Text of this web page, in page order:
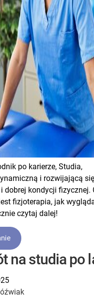
po karierze, Studia,
i rozwijającą
dobrej kondycji fizycznej.
fizjoterapia, jak
czytaj dalej!
na studia po